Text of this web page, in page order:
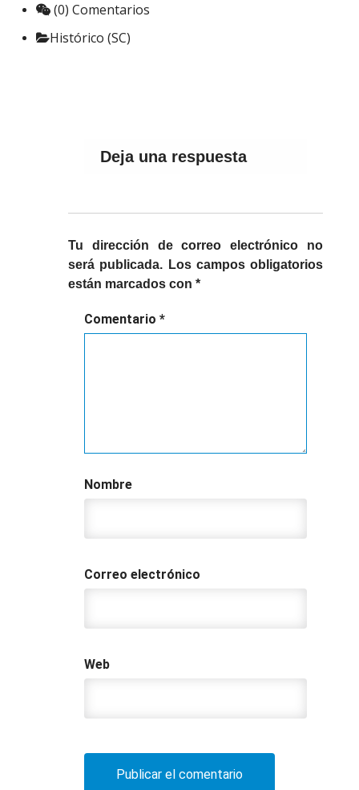
(0) Comentarios
Histórico (SC)
Deja una respuesta
Tu dirección de correo electrónico no
será publicada. Los campos obligatorios
están marcados con *
Comentario *
Nombre
Correo electrónico
Web